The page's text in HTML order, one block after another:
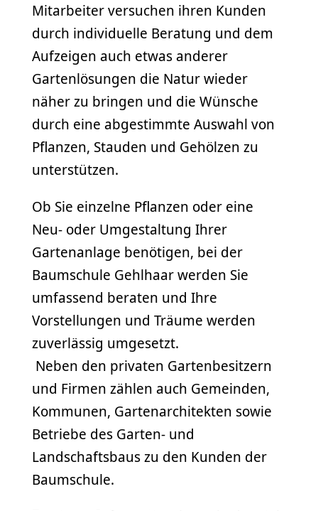
Mitarbeiter versuchen ihren Kunden
durch individuelle Beratung und dem
Aufzeigen auch etwas anderer
Gartenlösungen die Natur wieder
näher zu bringen und die Wünsche
durch eine abgestimmte Auswahl von
Pflanzen, Stauden und Gehölzen zu
unterstützen.
Ob Sie einzelne Pflanzen oder eine
Neu- oder Umgestaltung Ihrer
Gartenanlage benötigen, bei der
Baumschule Gehlhaar werden Sie
umfassend beraten und Ihre
Vorstellungen und Träume werden
zuverlässig umgesetzt.
Neben den privaten Gartenbesitzern
und Firmen zählen auch Gemeinden,
Kommunen, Gartenarchitekten sowie
Betriebe des Garten- und
Landschaftsbaus zu den Kunden der
Baumschule.